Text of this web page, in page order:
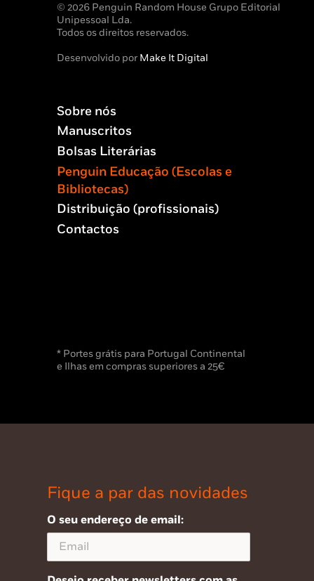
© 2026 Penguin Random House Grupo Editorial
Unipessoal Lda.
Todos os direitos reservados.
Desenvolvido porMake It Digital
Sobre nós
Manuscritos
Bolsas Literárias
Penguin Educação (Escolas e
Bibliotecas)
Distribuição (profissionais)
Contactos
* Portes grátis para Portugal Continental
e Ilhas em compras superiores a 25€
Fique a par das novidades
O seu endereço de email: